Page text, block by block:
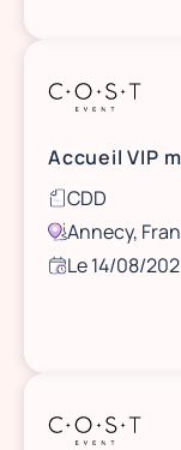
Accueil VIP
CDD
Annecy,
Le 14/08/